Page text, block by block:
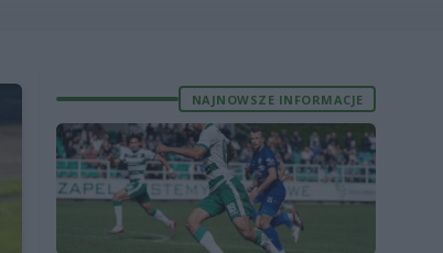
NAJNOWSZE INFORMACJE